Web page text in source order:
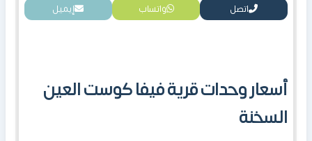
اتصل واتساب إيميل
أسعار وحدات قرية فيفا كوست العين
السخنة